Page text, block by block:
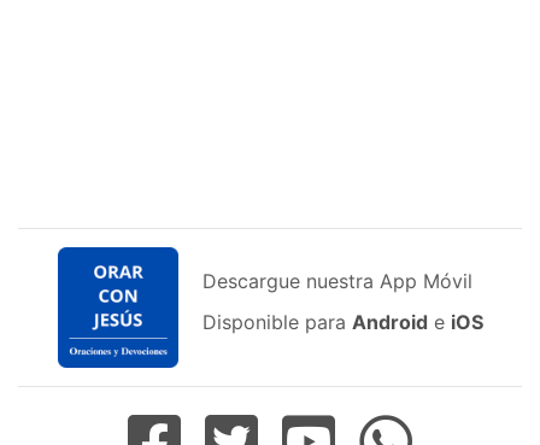
Descargue nuestra App Móvil
Disponible para Android e iOS